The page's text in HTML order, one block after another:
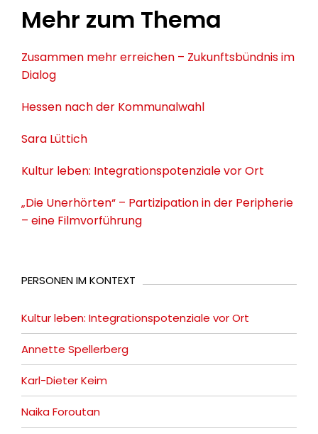
Mehr zum Thema
Zusammen mehr erreichen – Zukunftsbündnis im
Dialog
Hessen nach der Kommunalwahl
Sara Lüttich
Kultur leben: Integrationspotenziale vor Ort
„Die Unerhörten“ – Partizipation in der Peripherie
– eine Filmvorführung
PERSONEN IM KONTEXT
Kultur leben: Integrationspotenziale vor Ort
Annette Spellerberg
Karl-Dieter Keim
Naika Foroutan